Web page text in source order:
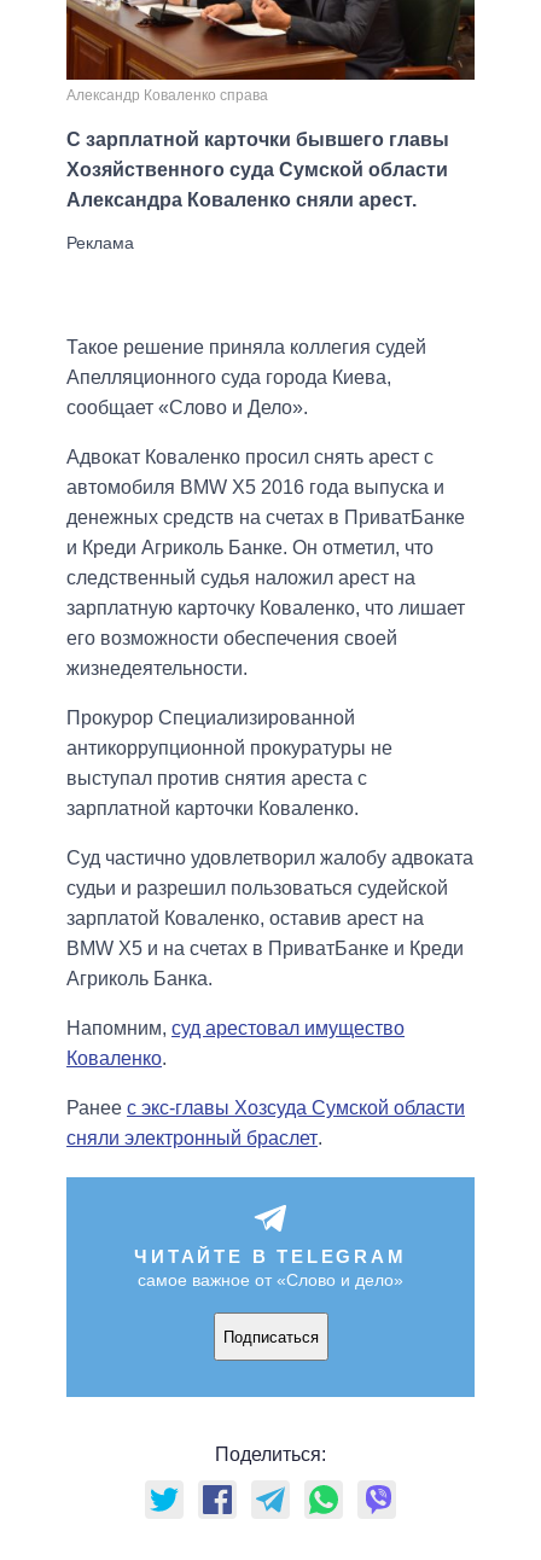
Александр Коваленко справа
С зарплатной карточки бывшего главы
Хозяйственного суда Сумской области
Александра Коваленко сняли арест.
Такое решение приняла коллегия судей
Апелляционного суда города Киева,
сообщает «Слово и Дело».
Адвокат Коваленко просил снять арест с
автомобиля BMW X5 2016 года выпуска и
денежных средств на счетах в ПриватБанке
и Креди Агриколь Банке. Он отметил, что
следственный судья наложил арест на
зарплатную карточку Коваленко, что лишает
его возможности обеспечения своей
жизнедеятельности.
Прокурор Специализированной
антикоррупционной прокуратуры не
выступал против снятия ареста с
зарплатной карточки Коваленко.
Суд частично удовлетворил жалобу адвоката
судьи и разрешил пользоваться судейской
зарплатой Коваленко, оставив арест на
BMW X5 и на счетах в ПриватБанке и Креди
Агриколь Банка.
Напомним, суд арестовал имущество
Коваленко.
Ранее с экс-главы Хозсуда Сумской области
сняли электронный браслет.
ЧИТАЙТЕ В TELEGRAM
самое важное от «Слово и дело»
Подписаться
Поделиться: